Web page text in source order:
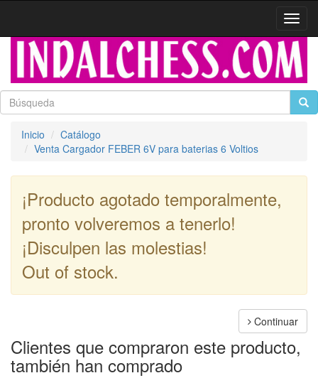
Inicio
Catálogo
Venta Cargador FEBER 6V para baterias 6 Voltios
¡Producto agotado temporalmente,
pronto volveremos a tenerlo!
¡Disculpen las molestias!
Out of stock.
Continuar
Clientes que compraron este producto,
también han comprado